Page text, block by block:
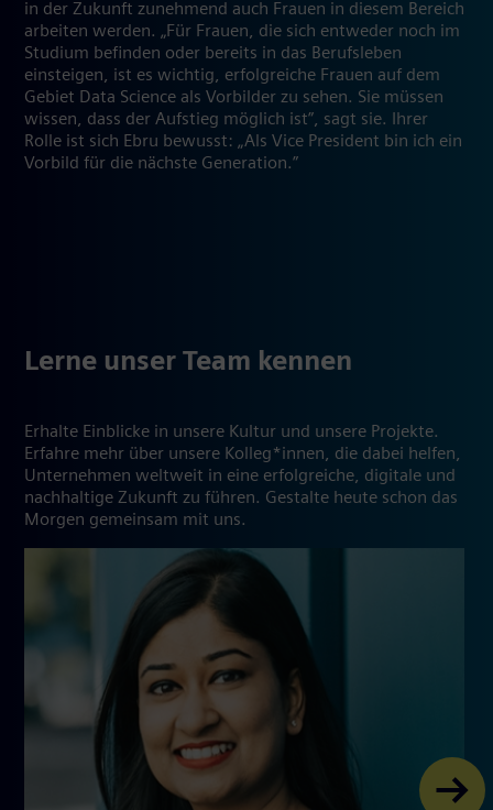
in der Zukunft zunehmend auch Frauen in diesem Bereich
arbeiten werden. „Für Frauen, die sich entweder noch im
Studium befinden oder bereits in das Berufsleben
einsteigen, ist es wichtig, erfolgreiche Frauen auf dem
Gebiet Data Science als Vorbilder zu sehen. Sie müssen
wissen, dass der Aufstieg möglich ist”, sagt sie. Ihrer
Rolle ist sich Ebru bewusst: „Als Vice President bin ich ein
Vorbild für die nächste Generation.”
Lerne unser Team kennen
Erhalte Einblicke in unsere Kultur und unsere Projekte.
Erfahre mehr über unsere Kolleg*innen, die dabei helfen,
Unternehmen weltweit in eine erfolgreiche, digitale und
nachhaltige Zukunft zu führen. Gestalte heute schon das
Morgen gemeinsam mit uns.